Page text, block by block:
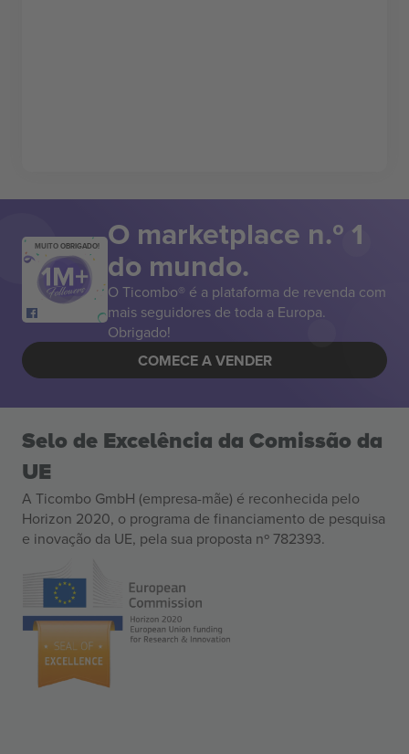
MUITO OBRIGADO! O marketplace n.º 1
do mundo.
O Ticombo® é a plataforma de revenda com
mais seguidores de toda a Europa.
Obrigado!
COMECE A VENDER
Selo de Excelência da Comissão da
UE
A Ticombo GmbH (empresa-mãe) é reconhecida pelo
Horizon 2020, o programa de financiamento de pesquisa
e inovação da UE, pela sua proposta nº 782393.